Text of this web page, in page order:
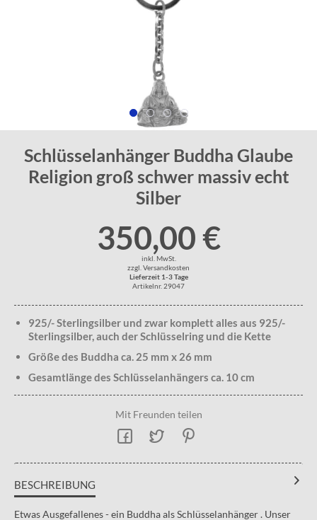
Schlüsselanhänger Buddha Glaube
Religion groß schwer massiv echt
Silber
350,00 €
inkl. MwSt.
zzgl. Versandkosten
Lieferzeit 1-3 Tage
Artikelnr. 29047
925/- Sterlingsilber und zwar komplett alles aus 925/-
Sterlingsilber, auch der Schlüsselring und die Kette
Größe des Buddha ca. 25 mm x 26 mm
Gesamtlänge des Schlüsselanhängers ca. 10 cm
Mit Freunden teilen
BESCHREIBUNG
Etwas Ausgefallenes - ein Buddha als Schlüsselanhänger . Unser